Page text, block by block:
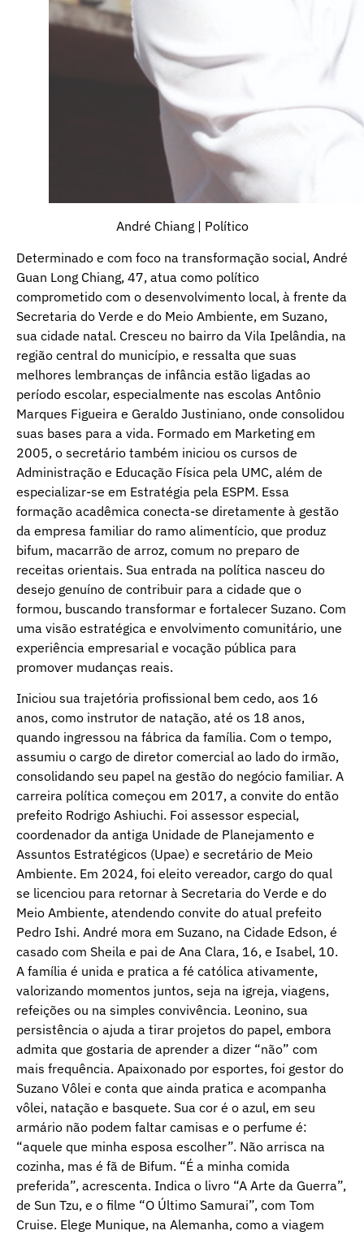
André Chiang | Político
Determinado e com foco na transformação social, André
Guan Long Chiang, 47, atua como político
comprometido com o desenvolvimento local, à frente da
Secretaria do Verde e do Meio Ambiente, em Suzano,
sua cidade natal. Cresceu no bairro da Vila Ipelândia, na
região central do município, e ressalta que suas
melhores lembranças de infância estão ligadas ao
período escolar, especialmente nas escolas Antônio
Marques Figueira e Geraldo Justiniano, onde consolidou
suas bases para a vida. Formado em Marketing em
2005, o secretário também iniciou os cursos de
Administração e Educação Física pela UMC, além de
especializar-se em Estratégia pela ESPM. Essa
formação acadêmica conecta-se diretamente à gestão
da empresa familiar do ramo alimentício, que produz
bifum, macarrão de arroz, comum no preparo de
receitas orientais. Sua entrada na política nasceu do
desejo genuíno de contribuir para a cidade que o
formou, buscando transformar e fortalecer Suzano. Com
uma visão estratégica e envolvimento comunitário, une
experiência empresarial e vocação pública para
promover mudanças reais.
Iniciou sua trajetória profissional bem cedo, aos 16
anos, como instrutor de natação, até os 18 anos,
quando ingressou na fábrica da família. Com o tempo,
assumiu o cargo de diretor comercial ao lado do irmão,
consolidando seu papel na gestão do negócio familiar. A
carreira política começou em 2017, a convite do então
prefeito Rodrigo Ashiuchi. Foi assessor especial,
coordenador da antiga Unidade de Planejamento e
Assuntos Estratégicos (Upae) e secretário de Meio
Ambiente. Em 2024, foi eleito vereador, cargo do qual
se licenciou para retornar à Secretaria do Verde e do
Meio Ambiente, atendendo convite do atual prefeito
Pedro Ishi. André mora em Suzano, na Cidade Edson, é
casado com Sheila e pai de Ana Clara, 16, e Isabel, 10.
A família é unida e pratica a fé católica ativamente,
valorizando momentos juntos, seja na igreja, viagens,
refeições ou na simples convivência. Leonino, sua
persistência o ajuda a tirar projetos do papel, embora
admita que gostaria de aprender a dizer “não” com
mais frequência. Apaixonado por esportes, foi gestor do
Suzano Vôlei e conta que ainda pratica e acompanha
vôlei, natação e basquete. Sua cor é o azul, em seu
armário não podem faltar camisas e o perfume é:
“aquele que minha esposa escolher”. Não arrisca na
cozinha, mas é fã de Bifum. “É a minha comida
preferida”, acrescenta. Indica o livro “A Arte da Guerra”,
de Sun Tzu, e o filme “O Último Samurai”, com Tom
Cruise. Elege Munique, na Alemanha, como a viagem